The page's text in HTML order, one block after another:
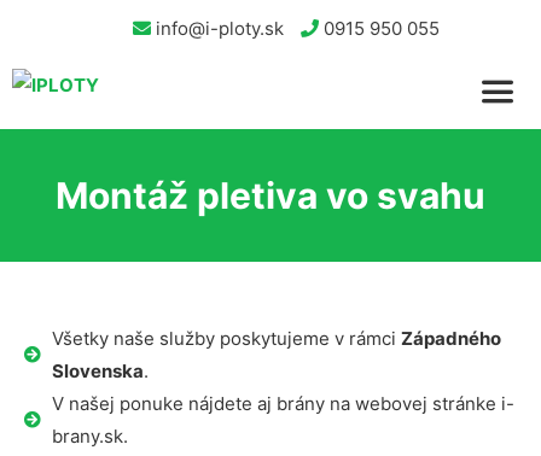
info@i-ploty.sk 0915 950 055
Montáž pletiva vo svahu
Všetky naše služby poskytujeme v rámci Západného
Slovenska.
V našej ponuke nájdete aj brány na webovej stránke i-
brany.sk.